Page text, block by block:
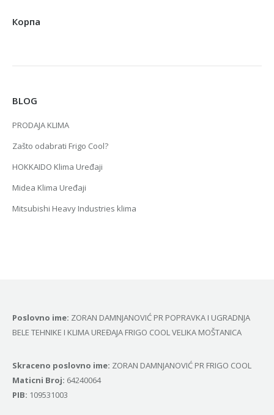
Корпа
BLOG
PRODAJA KLIMA
Zašto odabrati Frigo Cool?
HOKKAIDO Klima Uređaji
Midea Klima Uređaji
Mitsubishi Heavy Industries klima
Poslovno ime: ZORAN DAMNJANOVIĆ PR POPRAVKA I UGRADNJA
BELE TEHNIKE I KLIMA UREĐAJA FRIGO COOL VELIKA MOŠTANICA
Skraceno poslovno ime: ZORAN DAMNJANOVIĆ PR FRIGO COOL
Маticni Broj: 64240064
PIB: 109531003